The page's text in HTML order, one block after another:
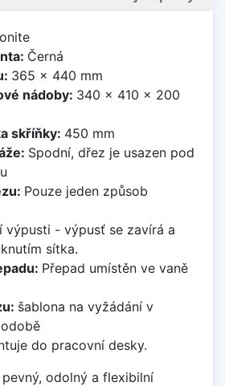
Černá
365 x 440 mm
nádoby: 340 x 410 x 200
skříňky: 450 mm
Spodní, dřez je usazen pod
Pouze jeden způsob
výpusti - výpusť se zavírá a
sítka.
Přepad umístěn ve vaně
šablona na vyžádání v
do pracovní desky.
odolný a flexibilní